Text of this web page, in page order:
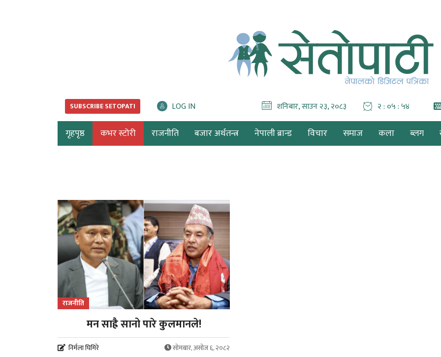
SUBSCRIBE SETOPATI LOG IN शनिबार, साउन २३, २०८३ २ : ०५ : ५४
गृहपृष्ठ कभर स्टोरी राजनीति बजार अर्थतन्त्र नेपाली ब्रान्ड विचार समाज कला ब्लग
राजनीति
मन साह्रै सानो पारे कुलमानले!
निर्मला घिमिरे सोमबार, असोज ६, २०८२